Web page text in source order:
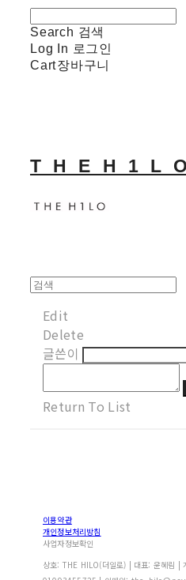
Search 검색
Log In 로그인
Cart장바구니
T H E H 1 L O
Edit
Delete
글쓴이
Return To List
이용약관
개인정보처리방침
사업자정보확인
상호: THE HILO(더일로) | 대표: 윤혜림 |